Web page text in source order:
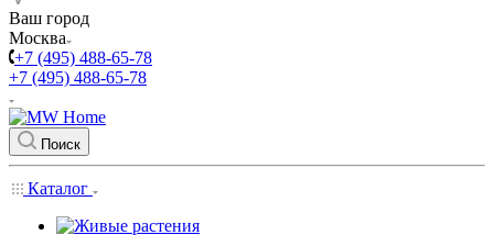
Ваш город
Москва
+7 (495) 488-65-78
+7 (495) 488-65-78
Поиск
Каталог